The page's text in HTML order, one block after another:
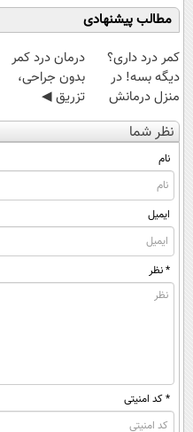
مطالب پیشنهادی
کمر درد داری؟
دیگه بسه! در
منزل درمانش
کن
(◀پرسش‌نامه)
درمان درد کمر
بدون جراحی،
تزریق ◀
پرسش‌نامه رو پر
کن ▶
نظر شما
نام
ایمیل
* نظر
* کد امنیتی